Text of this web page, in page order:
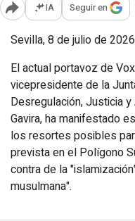
Abrir opciones para
IA Seguir en
Sevilla, 8 de julio de
El actual portavoz de
vicepresidente de la
Desregulación, Justicia
Gavira, ha manifestado
los resortes posibles
prevista en el Polígono
contra de la
musulmana".